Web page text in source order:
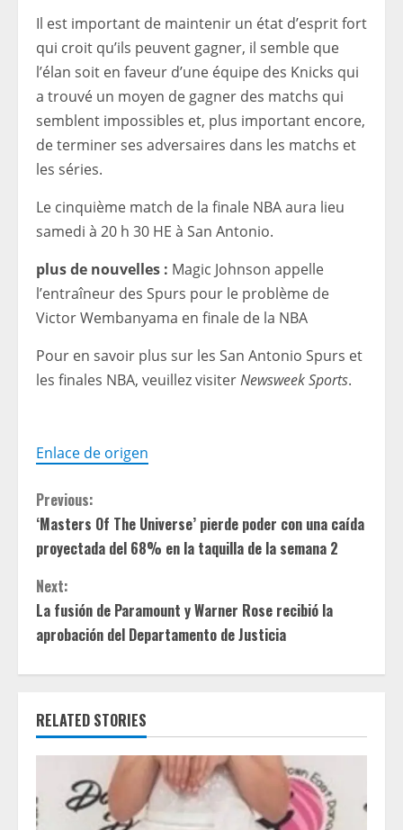
Il est important de maintenir un état d’esprit fort
qui croit qu’ils peuvent gagner, il semble que
l’élan soit en faveur d’une équipe des Knicks qui
a trouvé un moyen de gagner des matchs qui
semblent impossibles et, plus important encore,
de terminer ses adversaires dans les matchs et
les séries.
Le cinquième match de la finale NBA aura lieu
samedi à 20 h 30 HE à San Antonio.
plus de nouvelles : Magic Johnson appelle
l’entraîneur des Spurs pour le problème de
Victor Wembanyama en finale de la NBA
Pour en savoir plus sur les San Antonio Spurs et
les finales NBA, veuillez visiterNewsweek Sports.
Enlace de origen
C
o
n
t
u
R
Previous:
‘Masters Of The Universe’ pierde poder con una caída
proyectada del 68% en la taquilla de la semana 2
Next:
La fusión de Paramount y Warner Rose recibió la
aprobación del Departamento de Justicia
RELATED STORIES